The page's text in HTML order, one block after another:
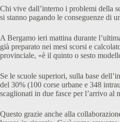
Chi vive dall’interno i problemi della
si stanno pagando le conseguenze di
A Bergamo ieri mattina durante
già preparato nei mesi scorsi e
provinciale, «è il quinto o sesto
Se le scuole superiori, sulla base
del 30% (100 corse urbane e 348
scaglionati in due fasce per l’arrivo al
Questo grazie anche alla